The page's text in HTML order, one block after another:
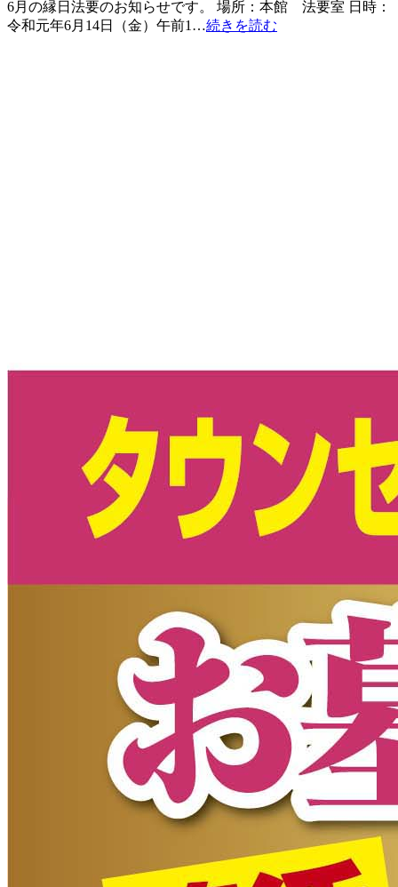
6月の縁日法要のお知らせです。 場所：本館 法要室 日時：
令和元年6月14日（金）午前1…続きを読む